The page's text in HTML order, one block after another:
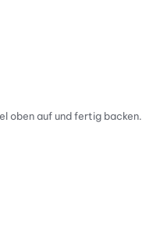
oben auf und fertig backen.